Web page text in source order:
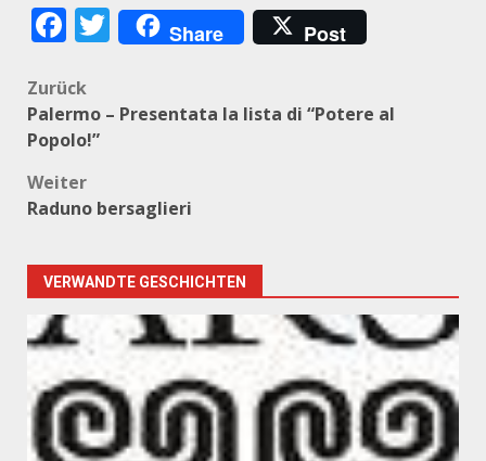
Facebook
Twitter
Share Post
Beitragsnavigation
Zurück
Palermo – Presentata la lista di “Potere al
Popolo!”
Weiter
Raduno bersaglieri
VERWANDTE GESCHICHTEN